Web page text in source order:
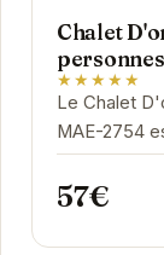
Chalet
★★★★★
Le Chalet
MAE-2754
la
57€